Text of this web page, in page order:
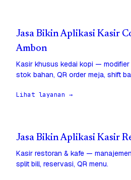
Jasa Bikin Aplikasi Kasir
Ambon
Kasir khusus kedai kopi —
stok bahan, QR order meja, shift
Lihat layanan →
Jasa Bikin Aplikasi Kasir
Kasir restoran & kafe —
split bill, reservasi, QR menu.